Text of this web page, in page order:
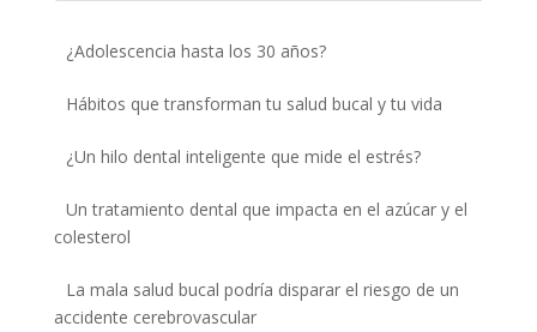
¿Adolescencia hasta los 30 años?
Hábitos que transforman tu salud bucal y tu vida
¿Un hilo dental inteligente que mide el estrés?
Un tratamiento dental que impacta en el azúcar y el
colesterol
La mala salud bucal podría disparar el riesgo de un
accidente cerebrovascular